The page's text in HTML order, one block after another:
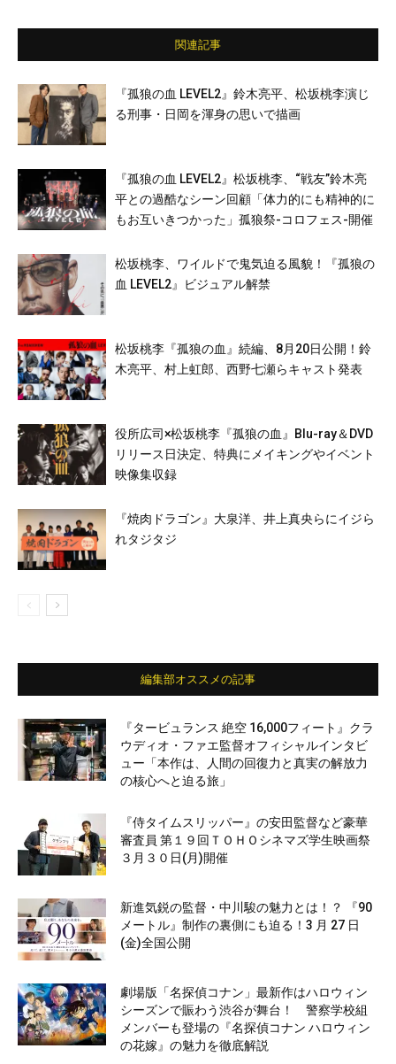
関連記事
『孤狼の血 LEVEL2』鈴木亮平、松坂桃李演じ
る刑事・日岡を渾身の思いで描画
『孤狼の血 LEVEL2』松坂桃李、“戦友”鈴木亮
平との過酷なシーン回顧「体力的にも精神的に
もお互いきつかった」孤狼祭-コロフェス-開催
松坂桃李、ワイルドで鬼気迫る風貌！『孤狼の
血 LEVEL2』ビジュアル解禁
松坂桃李『孤狼の血』続編、8月20日公開！鈴
木亮平、村上虹郎、西野七瀬らキャスト発表
役所広司×松坂桃李『孤狼の血』Blu-ray＆DVD
リリース日決定、特典にメイキングやイベント
映像集収録
『焼肉ドラゴン』大泉洋、井上真央らにイジら
れタジタジ
編集部オススメの記事
『タービュランス 絶空 16,000フィート』クラ
ウディオ・ファエ監督オフィシャルインタビ
ュー「本作は、人間の回復力と真実の解放力
の核心へと迫る旅」
『侍タイムスリッパー』の安田監督など豪華
審査員 第１９回ＴＯＨＯシネマズ学生映画祭
３月３０日(月)開催
新進気鋭の監督・中川駿の魅力とは！？ 『90
メートル』制作の裏側にも迫る！3 月 27 日
(金)全国公開
劇場版「名探偵コナン」最新作はハロウィン
シーズンで賑わう渋谷が舞台！ 警察学校組
メンバーも登場の『名探偵コナン ハロウィン
の花嫁』の魅力を徹底解説